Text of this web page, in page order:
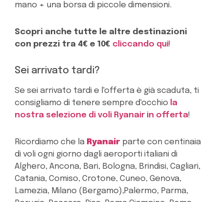
mano + una borsa di piccole dimensioni.
Scopri anche tutte le altre destinazioni
con prezzi tra 4€ e 10€ cliccando qui!
Sei arrivato tardi?
Se sei arrivato tardi e l'offerta è già scaduta, ti
consigliamo di tenere sempre d'occhio la
nostra selezione di voli Ryanair in offerta!
Ricordiamo che la Ryanair parte con centinaia
di voli ogni giorno dagli aeroporti italiani di
Alghero, Ancona, Bari, Bologna, Brindisi, Cagliari,
Catania, Comiso, Crotone, Cuneo, Genova,
Lamezia, Milano (Bergamo),Palermo, Parma,